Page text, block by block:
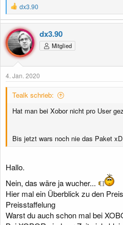
R
e
a
k
t
i
o
n
n
dx3.90
dx3.90
Mitglied
4. Jan. 2020
Tealk schrieb:
Hat man bei Xobor nicht pro User
Bis jetzt wars noch nie das Paket xD
Hallo.
Nein, das wäre ja wucher...
Hier mal ein Überblick zu den
Preisstaffelung
Warst du auch schon mal bei